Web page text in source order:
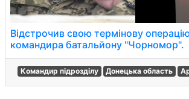
Відстрочив свою термінову
командира батальйону "Чорномор".
Командир підрозділу Донецька область